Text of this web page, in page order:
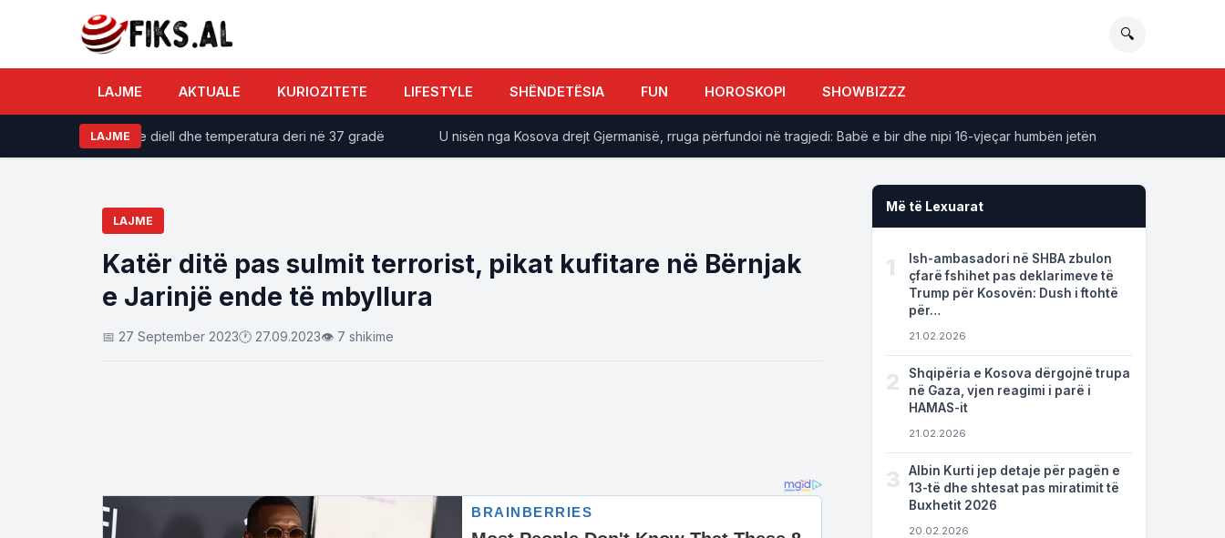
🔍
LAJME AKTUALE KURIOZITETE LIFESTYLE SHËNDETËSIA FUN HOROSKOPI SHOWBIZZZ
LAJME
E premtja me diell dhe temperatura deri në 37 gradë U nisën nga Kosova drejt Gjermanisë, rruga përfundoi në tragjedi: Babë e bir dhe nipi 16-vjeçar humbën jetën
LAJME
Katër ditë pas sulmit terrorist, pikat kufitare në Bërnjak
e Jarinjë ende të mbyllura
📅 27 September 2023🕐 27.09.2023👁 7 shikime
Më të Lexuarat
1
Ish-ambasadori në SHBA zbulon
çfarë fshihet pas deklarimeve të
Trump për Kosovën: Dush i ftohtë
për…
21.02.2026
2
Shqipëria e Kosova dërgojnë trupa
në Gaza, vjen reagimi i parë i
HAMAS-it
21.02.2026
3
Albin Kurti jep detaje për pagën e
13-të dhe shtesat pas miratimit të
Buxhetit 2026
20.02.2026